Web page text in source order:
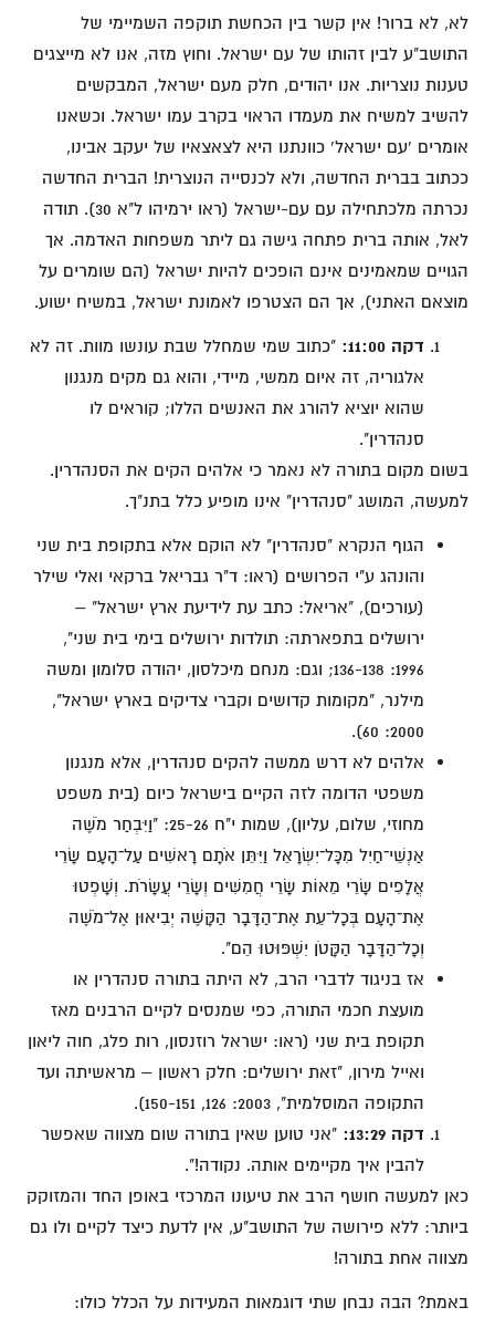
לא, לא ברור! אין קשר בין הכחשת תוקפה השמיימי של
התושב"ע לבין זהותו של עם ישראל. וחוץ מזה, אנו לא מייצגים
טענות נוצריות. אנו יהודים, חלק מעם ישראל, המבקשים
להשיב למשיח את מעמדו הראוי בקרב עמו ישראל. וכשאנו
אומרים 'עם ישראל' כוונתנו היא לצאצאיו של יעקב אבינו,
ככתוב בברית החדשה, ולא לכנסייה הנוצרית! הברית החדשה
נכרתה מלכתחילה עם עם-ישראל (ראו ירמיהו ל"א 30). תודה
לאל, אותה ברית פתחה גישה גם ליתר משפחות האדמה. אך
הגויים שמאמינים אינם הופכים להיות ישראל (הם שומרים על
מוצאם האתני), אך הם הצטרפו לאמונת ישראל, במשיח ישוע.
דקה 11:00:
"כתוב שמי שמחלל שבת עונשו מוות. זה לא
אלגוריה, זה איום ממשי, מיידי, והוא גם מקים מנגנון
שהוא יוציא להורג את האנשים הללו; קוראים לו
סנהדרין".
בשום מקום בתורה לא נאמר כי אלהים הקים את הסנהדרין.
למעשה, המושג "סנהדרין" אינו מופיע כלל בתנ"ך.
הגוף הנקרא "סנהדרין" לא הוקם אלא בתקופת בית שני
והונהג ע"י הפרושים (ראו: ד"ר גבריאל ברקאי ואלי שילר
(עורכים), "אריאל: כתב עת לידיעת ארץ ישראל" –
ירושלים בתפארתה: תולדות ירושלים בימי בית שני",
1996: 136-138; וגם: מנחם מיכלסון, יהודה סלומון ומשה
מילנר, "מקומות קדושים וקברי צדיקים בארץ ישראל",
2000: 60).
אלהים לא דרש ממשה להקים סנהדרין, אלא מנגנון
משפטי הדומה לזה הקיים בישראל כיום (בית משפט
מחוזי, שלום, עליון), שמות י"ח 25-26: "וַיִּבְחַר מֹשֶׁה
אַנְשֵׁי־חַיִל מִכָּל־יִשְׂרָאֵל וַיִּתֵּן אֹתָם רָאשִׁים עַל־הָעָם שָׂרֵי
אֲלָפִים שָׂרֵי מֵאוֹת שָׂרֵי חֲמִשִּׁים וְשָׂרֵי עֲשָׂרֹת. וְשָׁפְטוּ
אֶת־הָעָם בְּכָל־עֵת אֶת־הַדָּבָר הַקָּשֶׁה יְבִיאוּן אֶל־מֹשֶׁה
וְכָל־הַדָּבָר הַקָּטֹן יִשְׁפּוּטוּ הֵם".
אז בניגוד לדברי הרב, לא היתה בתורה סנהדרין או
מועצת חכמי התורה, כפי שמנסים לקיים הרבנים מאז
תקופת בית שני (ראו: ישראל רוזנסון, רות פלג, חוה ליאון
ואייל מירון, "זאת ירושלים: חלק ראשון – מראשיתה ועד
התקופה המוסלמית", 2003: 126, 150-151).
דקה 13:29:
"אני טוען שאין בתורה שום מצווה שאפשר
להבין איך מקיימים אותה. נקודה!".
כאן למעשה חושף הרב את טיעונו המרכזי באופן החד והמזוקק
ביותר: ללא פירושה של התושב"ע, אין לדעת כיצד לקיים ולו גם
מצווה אחת בתורה!
באמת? הבה נבחן שתי דוגמאות המעידות על הכלל כולו: